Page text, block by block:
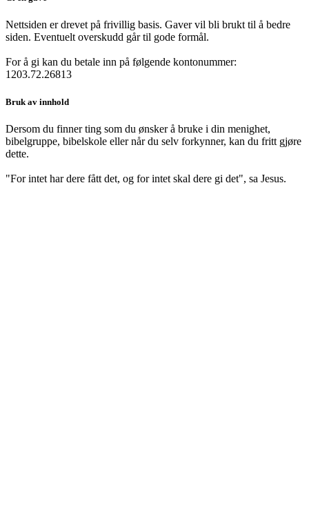
Nettsiden er drevet på frivillig basis. Gaver vil bli brukt til å bedre
siden. Eventuelt overskudd går til gode formål.
For å gi kan du betale inn på følgende kontonummer:
1203.72.26813
Bruk av innhold
Dersom du finner ting som du ønsker å bruke i din menighet,
bibelgruppe, bibelskole eller når du selv forkynner, kan du fritt gjøre
dette.
"For intet har dere fått det, og for intet skal dere gi det", sa Jesus.